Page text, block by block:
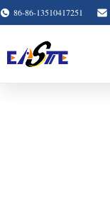
86-86-13510417251